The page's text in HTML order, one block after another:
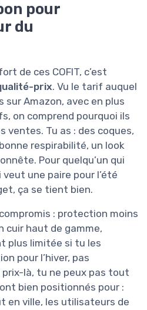
pour
du
de ces COFIT, c’est
prix. Vu le tarif auquel
Amazon, avec en plus
on comprend pourquoi ils
ventes. Tu as : des coques,
respirabilité, un look
Pour quelqu’un qui
une paire pour l’été
ça se tient bien.
: protection moins
cuir haut de gamme,
plus limitée si tu les
pour l’hiver, pas
prix-là, tu ne peux pas tout
bien positionnés pour :
en ville, les utilisateurs de